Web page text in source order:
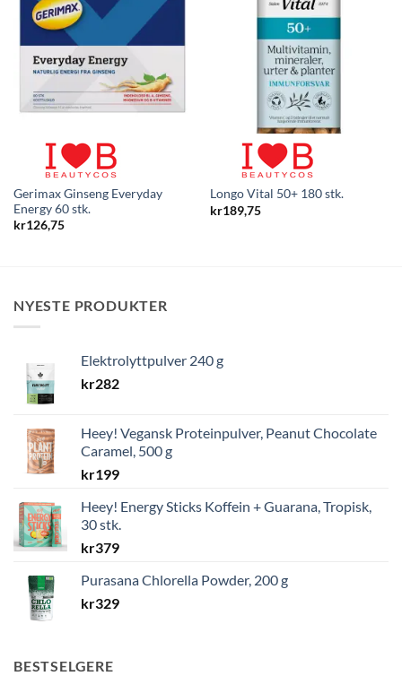
Gerimax Ginseng Everyday
Energy 60 stk.
kr126,75
Longo Vital 50+ 180 stk.
kr189,75
NYESTE PRODUKTER
Elektrolyttpulver 240 g
kr282
Heey! Vegansk Proteinpulver, Peanut Chocolate
Caramel, 500 g
kr199
Heey! Energy Sticks Koffein + Guarana, Tropisk,
30 stk.
kr379
Purasana Chlorella Powder, 200 g
kr329
BESTSELGERE